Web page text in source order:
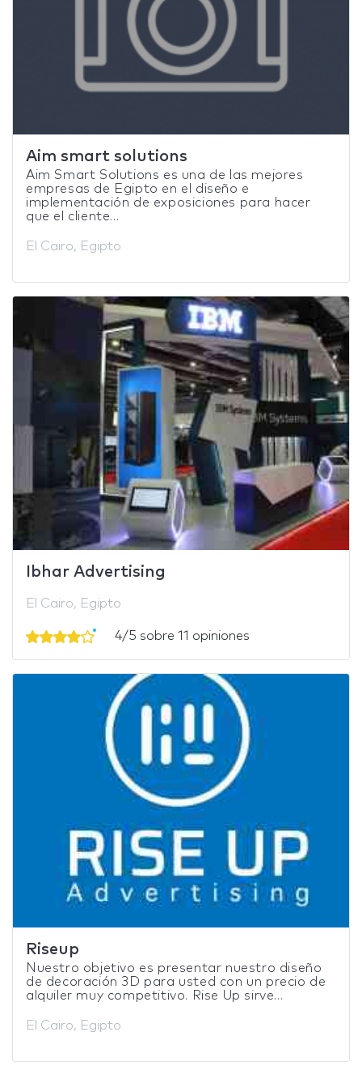
Aim smart solutions
Aim Smart Solutions es una de las mejores
empresas de Egipto en el diseño e
implementación de exposiciones para hacer
que el cliente...
El Cairo, Egipto
Ibhar Advertising
El Cairo, Egipto
4/5 sobre 11 opiniones
Riseup
Nuestro objetivo es presentar nuestro diseño
de decoración 3D para usted con un precio de
alquiler muy competitivo. Rise Up sirve...
El Cairo, Egipto